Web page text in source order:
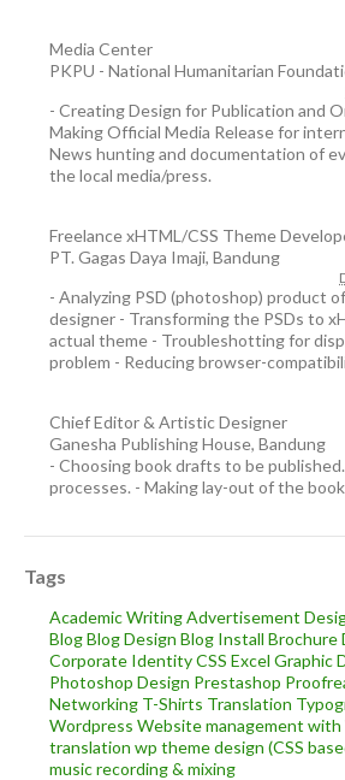
Media Center
PKPU - National Humanitarian
- Creating Design for Publication and
Making Official Media Release for
News hunting and documentation of
the local media/press.
Freelance xHTML/CSS Theme
PT. Gagas Daya Imaji, Bandung
- Analyzing PSD (photoshop) product
designer - Transforming the PSDs to
actual theme - Troubleshotting for
problem - Reducing browser-
Chief Editor & Artistic Designer
Ganesha Publishing House, Bandung
- Choosing book drafts to be
processes. - Making lay-out of the
Tags
Academic WritingAdvertisement
BlogBlog Design Blog Install Brochure
Corporate IdentityCSS Excel Graphic
Photoshop Design Prestashop
Networking T-Shirts Translation
Wordpress Website management with
translation wp theme design (CSS
music recording & mixing